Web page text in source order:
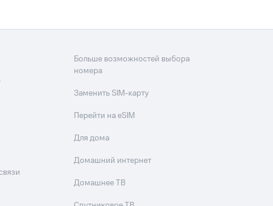
Больше возможностей выбора
номера
Заменить SIM-карту
Перейти на eSIM
Для дома
Домашний интернет
Домашнее ТВ